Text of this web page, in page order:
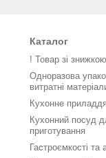
Каталог
! Товар зі
Одноразова
витратні
Кухонне приладдя
Кухонний посуд
приготування
Гастроємкості та